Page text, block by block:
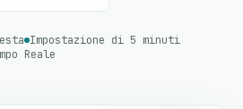
Impostazione di 5 minuti
Reale